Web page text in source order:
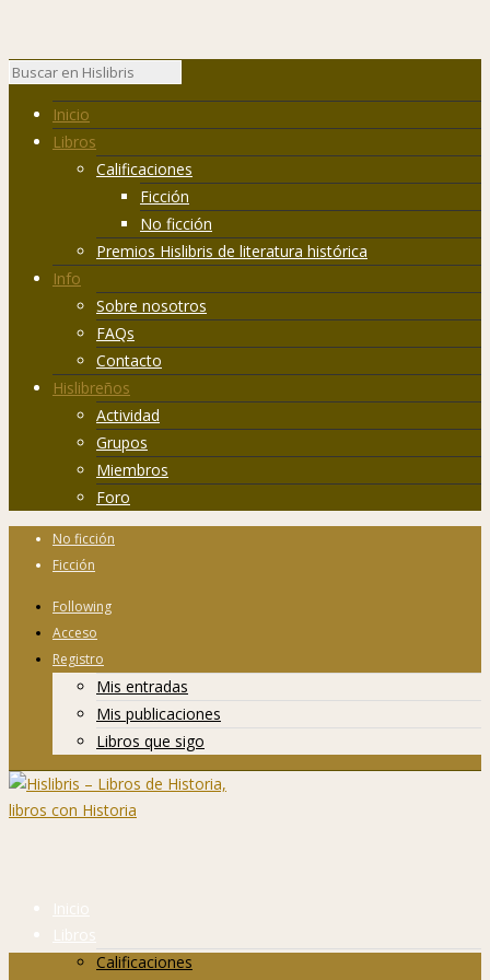
Inicio
Libros
Calificaciones
Ficción
No ficción
Premios Hislibris de literatura histórica
Info
Sobre nosotros
FAQs
Contacto
Hislibreños
Actividad
Grupos
Miembros
Foro
No ficción
Ficción
Following
Acceso
Registro
Mis entradas
Mis publicaciones
Libros que sigo
Inicio
Libros
Calificaciones